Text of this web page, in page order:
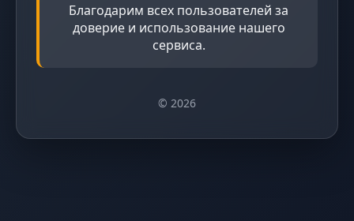
Благодарим всех пользователей за
доверие и использование нашего
сервиса.
© 2026